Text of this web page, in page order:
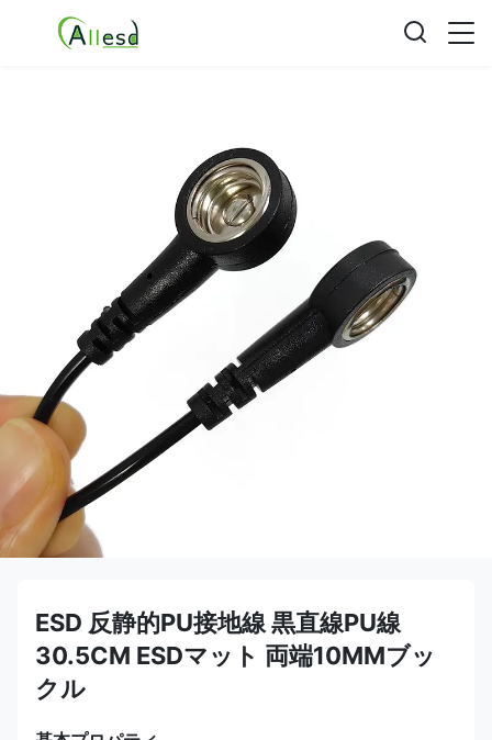
ESD 反静的PU接地線 黒直線PU線
30.5CM ESDマット 両端10MMブッ
クル